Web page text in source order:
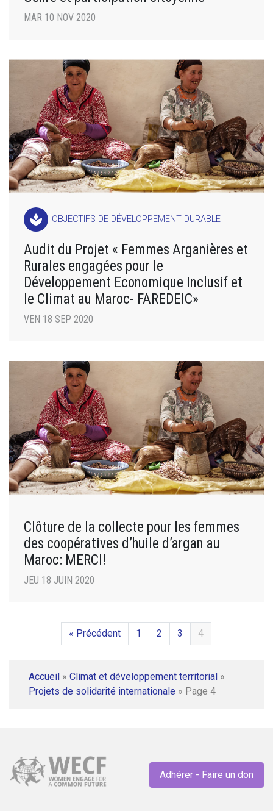
MAR 10 NOV 2020
spa OBJECTIFS DE DÉVELOPPEMENT DURABLE
Audit du Projet « Femmes Arganières et
Rurales engagées pour le
Développement Economique Inclusif et
le Climat au Maroc- FAREDEIC»
VEN 18 SEP 2020
Clôture de la collecte pour les femmes
des coopératives d’huile d’argan au
Maroc: MERCI!
JEU 18 JUIN 2020
« Précédent 1 2 3 4
Accueil » Climat et développement territorial »
Projets de solidarité internationale » Page 4
Adhérer - Faire un don